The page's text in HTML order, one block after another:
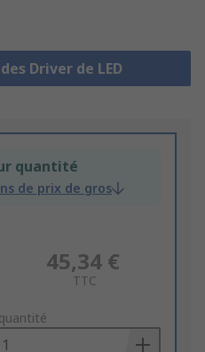
Driver de LED
quantité
de prix de gros
45,34 €
TTC